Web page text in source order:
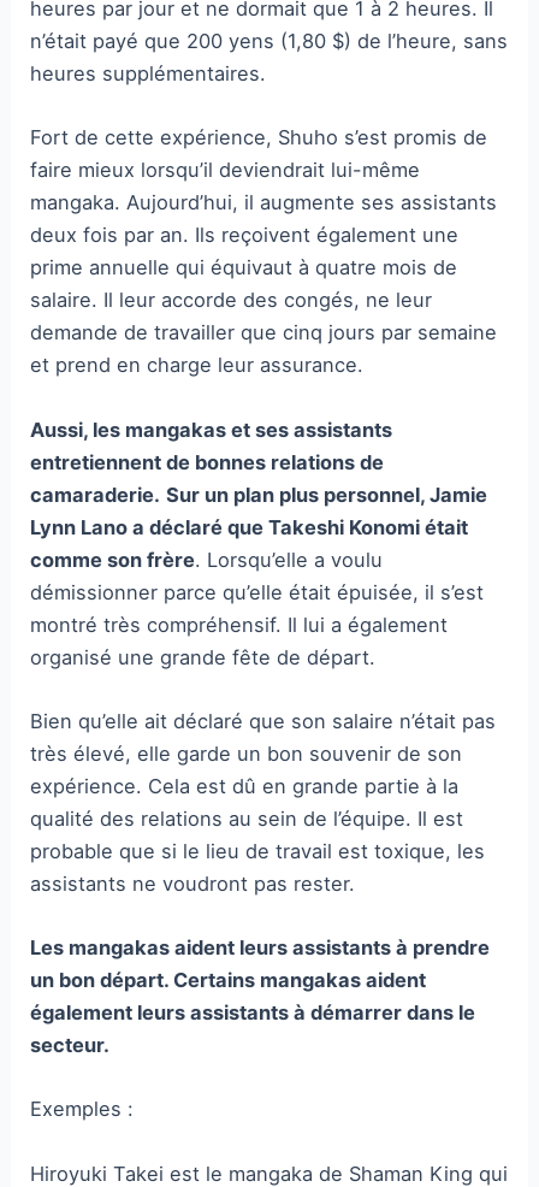
heures par jour et ne dormait que 1 à 2 heures. Il
n’était payé que 200 yens (1,80 $) de l’heure, sans
heures supplémentaires.
Fort de cette expérience, Shuho s’est promis de
faire mieux lorsqu’il deviendrait lui-même
mangaka. Aujourd’hui, il augmente ses assistants
deux fois par an. Ils reçoivent également une
prime annuelle qui équivaut à quatre mois de
salaire. Il leur accorde des congés, ne leur
demande de travailler que cinq jours par semaine
et prend en charge leur assurance.
Aussi, les mangakas et ses assistants
entretiennent de bonnes relations de
camaraderie. Sur un plan plus personnel, Jamie
Lynn Lano a déclaré que Takeshi Konomi était
comme son frère. Lorsqu’elle a voulu
démissionner parce qu’elle était épuisée, il s’est
montré très compréhensif. Il lui a également
organisé une grande fête de départ.
Bien qu’elle ait déclaré que son salaire n’était pas
très élevé, elle garde un bon souvenir de son
expérience. Cela est dû en grande partie à la
qualité des relations au sein de l’équipe. Il est
probable que si le lieu de travail est toxique, les
assistants ne voudront pas rester.
Les mangakas aident leurs assistants à prendre
un bon départ. Certains mangakas aident
également leurs assistants à démarrer dans le
secteur.
Exemples :
Hiroyuki Takei est le mangaka de Shaman King qui